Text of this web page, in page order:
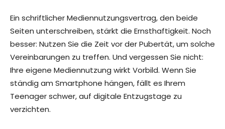
Ein schriftlicher Mediennutzungsvertrag, den beide
Seiten unterschreiben, stärkt die Ernsthaftigkeit. Noch
besser: Nutzen Sie die Zeit vor der Pubertät, um solche
Vereinbarungen zu treffen. Und vergessen Sie nicht:
Ihre eigene Mediennutzung wirkt Vorbild. Wenn Sie
ständig am Smartphone hängen, fällt es Ihrem
Teenager schwer, auf digitale Entzugstage zu
verzichten.